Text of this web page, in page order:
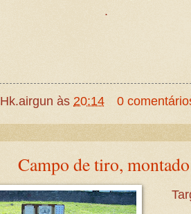
.
Hk.airgun às 20:14 0
Campo de tiro,